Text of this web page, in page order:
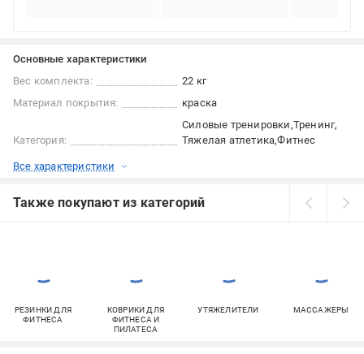
Основные характеристики
Вес комплекта:
22 кг
Материал покрытия:
краска
Категория:
Силовые тренировки Тренинг
Тяжелая атлетика Фитнес
Все характеристики
Также покупают из категорий
РЕЗИНКИ ДЛЯ
ФИТНЕСА
КОВРИКИ ДЛЯ
ФИТНЕСА И
ПИЛАТЕСА
УТЯЖЕЛИТЕЛИ МАССАЖЕРЫ